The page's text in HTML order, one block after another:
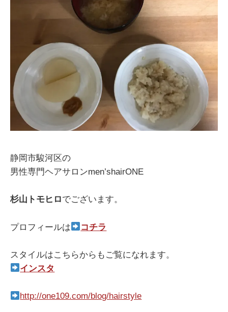
静岡市駿河区の
男性専門ヘアサロンmen’shairONE
杉山トモヒロでございます。
プロフィールは コチラ
スタイルはこちらからもご覧になれます。
インスタ
http://one109.com/blog/hairstyle